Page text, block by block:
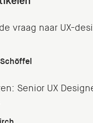
vraag naar UX-
Senior UX